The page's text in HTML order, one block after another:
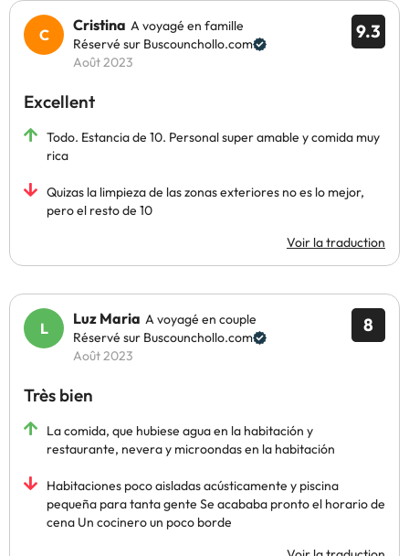
9.3
Cristina A voyagé en famille
Réservé sur Buscounchollo.com
Août 2023
Excellent
Todo. Estancia de 10. Personal super amable y comida muy
rica
Quizas la limpieza de las zonas exteriores no es lo mejor,
pero el resto de 10
Voir la traduction
8
Luz Maria A voyagé en couple
Réservé sur Buscounchollo.com
Août 2023
Très bien
La comida, que hubiese agua en la habitación y
restaurante, nevera y microondas en la habitación
Habitaciones poco aisladas acústicamente y piscina
pequeña para tanta gente Se acababa pronto el horario de
cena Un cocinero un poco borde